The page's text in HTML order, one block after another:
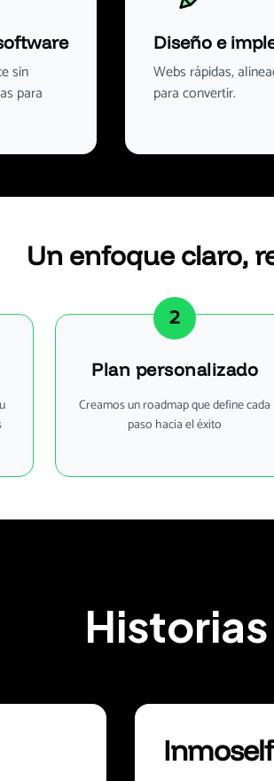
sin
para
Diseño e
Webs rápidas,
para convertir.
Un enfoque claro,
2
Plan personalizado
Creamos un roadmap que define cada
paso hacia el éxito
Inmoself